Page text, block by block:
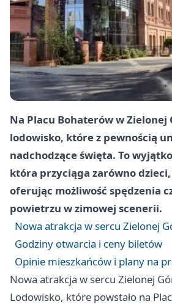
Na Placu Bohaterów w Zielonej
lodowisko, które z pewnością
nadchodzące święta. To
która przyciąga zarówno dzieci,
oferując możliwość spędzenia
powietrzu w zimowej scenerii.
Nowa atrakcja w sercu Zielonej
Godziny otwarcia i ceny biletów
Opinie mieszkańców i plany na
Nowa atrakcja w sercu Zielonej
Lodowisko, które powstało na